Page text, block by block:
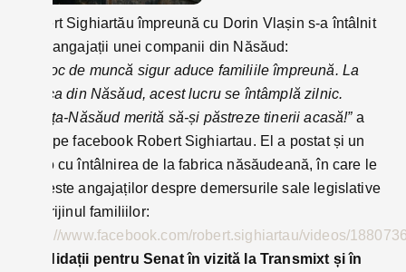
Robert Sighiartău împreună cu Dorin Vlașin s-a întâlnit
și cu angajații unei companii din Năsăud:
”Un loc de muncă sigur aduce familiile împreună. La
fabrica din Năsăud, acest lucru se întâmplă zilnic.
Bistrița-Năsăud merită să-și păstreze tinerii acasă!” a
scris pe facebook Robert Sighiartau. El a postat și un
video cu întâlnirea de la fabrica năsăudeană, în care le
vorbeste angajaților despre demersurile sale legislative
în sprijinul familiilor:
https://www.facebook.com/robert.sighiartau/videos/
Candidații pentru Senat în vizită la Transmixt și în